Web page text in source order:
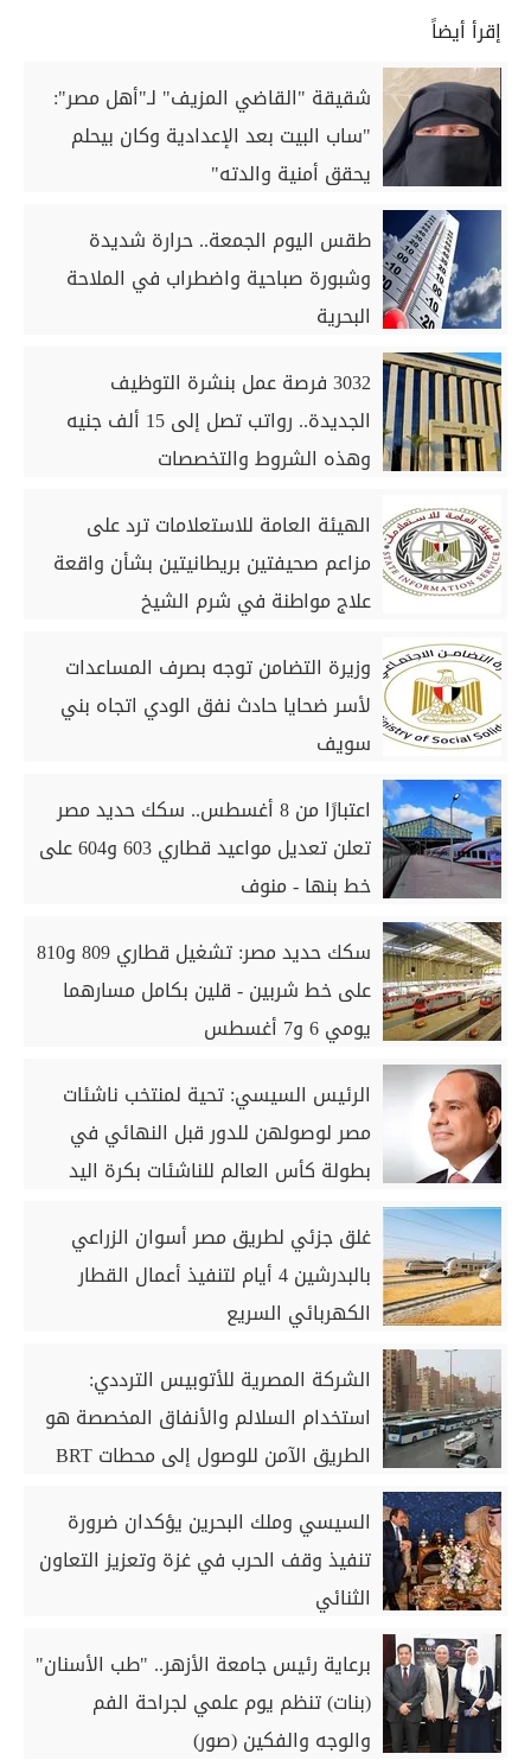
إقرأ أيضاً
شقيقة "القاضي المزيف" لـ"أهل مصر":
"ساب البيت بعد الإعدادية وكان بيحلم
يحقق أمنية والدته"
طقس اليوم الجمعة.. حرارة شديدة
وشبورة صباحية واضطراب في الملاحة
البحرية
3032 فرصة عمل بنشرة التوظيف
الجديدة.. رواتب تصل إلى 15 ألف جنيه
وهذه الشروط والتخصصات
الهيئة العامة للاستعلامات ترد على
مزاعم صحيفتين بريطانيتين بشأن واقعة
علاج مواطنة في شرم الشيخ
وزيرة التضامن توجه بصرف المساعدات
لأسر ضحايا حادث نفق الودي اتجاه بني
سويف
اعتبارًا من 8 أغسطس.. سكك حديد مصر
تعلن تعديل مواعيد قطاري 603 و604 على
خط بنها - منوف
سكك حديد مصر: تشغيل قطاري 809 و810
على خط شربين - قلين بكامل مسارهما
يومي 6 و7 أغسطس
الرئيس السيسي: تحية لمنتخب ناشئات
مصر لوصولهن للدور قبل النهائي في
بطولة كأس العالم للناشئات بكرة اليد
غلق جزئي لطريق مصر أسوان الزراعي
بالبدرشين 4 أيام لتنفيذ أعمال القطار
الكهربائي السريع
الشركة المصرية للأتوبيس الترددي:
استخدام السلالم والأنفاق المخصصة هو
الطريق الآمن للوصول إلى محطات BRT
السيسي وملك البحرين يؤكدان ضرورة
تنفيذ وقف الحرب في غزة وتعزيز التعاون
الثنائي
برعاية رئيس جامعة الأزهر.. "طب الأسنان"
(بنات) تنظم يوم علمي لجراحة الفم
والوجه والفكين (صور)